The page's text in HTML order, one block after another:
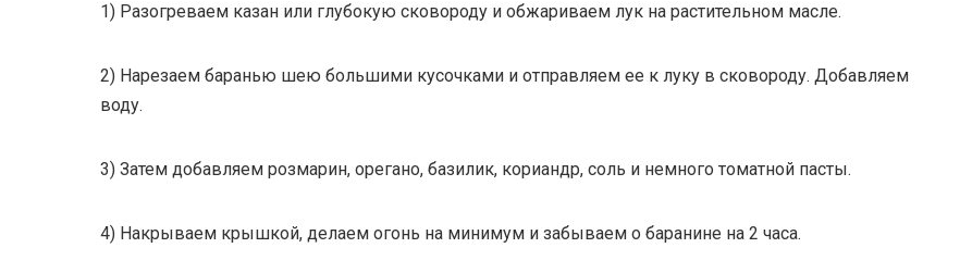
1) Разогреваем казан или глубокую сковороду и обжариваем лук на растительном масле.
2) Нарезаем баранью шею большими кусочками и отправляем ее к луку в сковороду. Добавляем
воду.
3) Затем добавляем розмарин, орегано, базилик, кориандр, соль и немного томатной пасты.
4) Накрываем крышкой, делаем огонь на минимум и забываем о баранине на 2 часа.